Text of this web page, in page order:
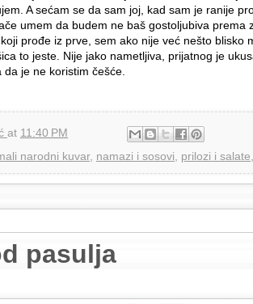
A sećam se da sam joj, kad sam je ranije
umem da budem ne baš gostoljubiva prema
prođe iz prve, sem ako nije već nešto blisko
to jeste. Nije jako nametljiva, prijatnog je
je ne koristim češće.
at 11:40 PM
narodni kuvar, namazi i sosovi prilozi i salate
pasulja